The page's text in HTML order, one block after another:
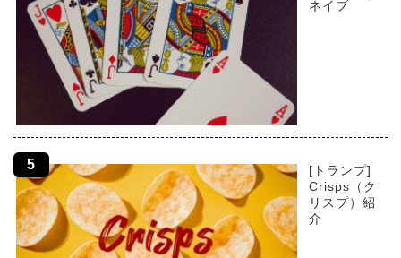
ネイブ
[トランプ]
Crisps（ク
リスプ）紹
介